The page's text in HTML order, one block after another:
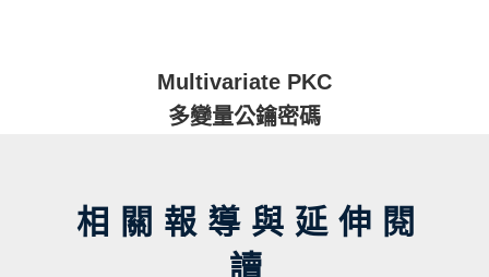
Multivariate PKC
多變量公鑰密碼
相關報導與延伸閱
讀